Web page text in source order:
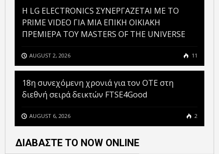
H LG ELECTRONICS ΣΥΝΕΡΓΑΖΕΤΑΙ ΜΕ ΤΟ
PRIME VIDEO ΓΙΑ ΜΙΑ ΕΠΙΚΗ ΟΙΚΙΑΚΗ
ΠΡΕΜΙΕΡΑ ΤΟΥ MASTERS OF THE UNIVERSE
AUGUST 2, 2026 11
18η συνεχόμενη χρονιά για τον ΟΤΕ στη
διεθνή σειρά δεικτών FTSE4Good
AUGUST 6, 2026 2
ΔΙΑΒΑΣΤΕ ΤΟ NOW ONLINE